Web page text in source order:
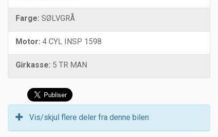
Farge: SØLVGRÅ
Motor: 4 CYL INSP 1598
Girkasse: 5 TR MAN
Vis/skjul flere deler fra denne bilen